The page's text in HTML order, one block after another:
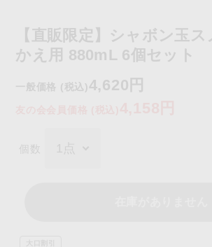
【直販限定】シャボン玉
かえ用 880mL 6個セット
一般価格 (税込)4,620円
個数